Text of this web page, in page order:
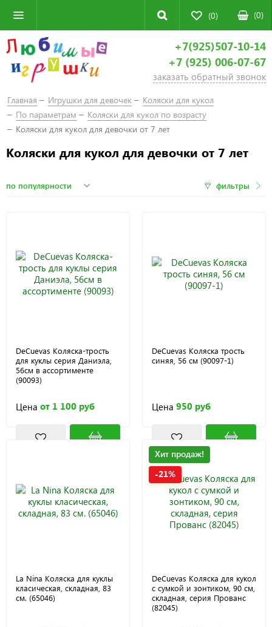
(0) (0)
+7(925)507-10-14
+7 (925) 006-07-67
заказать обратный звонок
Главная Игрушки для девочек
Коляски для кукол
По параметрам
Коляски для кукол по возрасту
Коляски для кукол для девочки от 7 лет
Коляски для кукол для девочки от 7 лет
фильтры
DeCuevas Коляска-трость
для куклы серия Даниэла,
56см в ассортименте
(90093)
Цена от 1 100 руб
DeCuevas Коляска трость
синяя, 56 см (90097-1)
Цена 950 руб
La Nina Коляска для куклы
класическая, складная, 83
см. (65046)
Хит продаж!
-21%
DeCuevas Коляска для кукол
с сумкой и зонтиком, 90 см,
складная, серия Прованс
(82045)